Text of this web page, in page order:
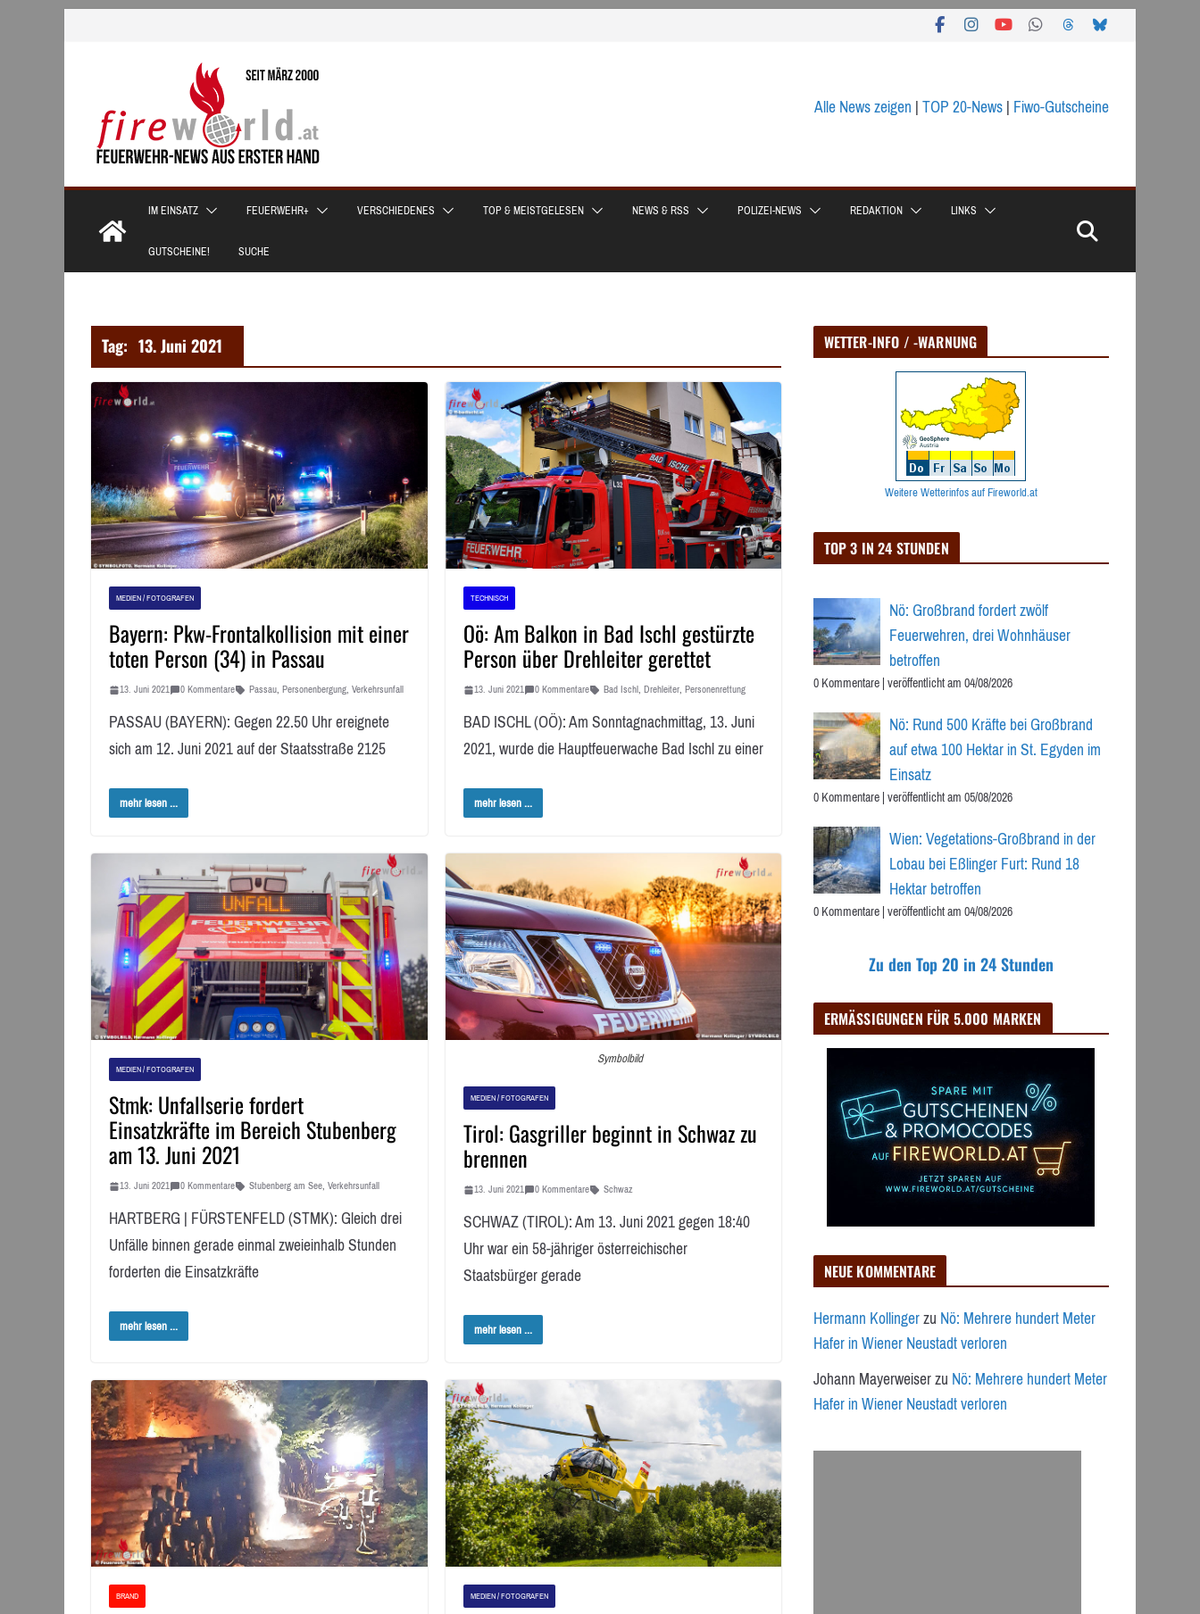
Alle News zeigen|TOP 20-News|Fiwo-Gutscheine
IM EINSATZ FEUERWEHR+ VERSCHIEDENES TOP & MEISTGELESEN NEWS & RSS POLIZEI-NEWS REDAKTION LINKS
GUTSCHEINE! SUCHE
Tag: 13. Juni 2021
MEDIEN / FOTOGRAFEN
Bayern: Pkw-Frontalkollision mit einer
toten Person (34) in Passau
13. Juni 2021 0 Kommentare Passau, Personenbergung, Verkehrsunfall
PASSAU (BAYERN): Gegen 22.50 Uhr ereignete
sich am 12. Juni 2021 auf der Staatsstraße 2125
mehr lesen ...
TECHNISCH
Oö: Am Balkon in Bad Ischl gestürzte
Person über Drehleiter gerettet
13. Juni 2021 0 Kommentare Bad Ischl, Drehleiter, Personenrettung
BAD ISCHL (OÖ): Am Sonntagnachmittag, 13. Juni
2021, wurde die Hauptfeuerwache Bad Ischl zu einer
mehr lesen ...
MEDIEN / FOTOGRAFEN
Stmk: Unfallserie fordert
Einsatzkräfte im Bereich Stubenberg
am 13. Juni 2021
13. Juni 2021 0 Kommentare Stubenberg am See, Verkehrsunfall
HARTBERG | FÜRSTENFELD (STMK): Gleich drei
Unfälle binnen gerade einmal zweieinhalb Stunden
forderten die Einsatzkräfte
mehr lesen ...
Symbolbild
MEDIEN / FOTOGRAFEN
Tirol: Gasgriller beginnt in Schwaz zu
brennen
13. Juni 2021 0 Kommentare Schwaz
SCHWAZ (TIROL): Am 13. Juni 2021 gegen 18:40
Uhr war ein 58-jähriger österreichischer
Staatsbürger gerade
mehr lesen ...
BRAND MEDIEN / FOTOGRAFEN
WETTER-INFO / -WARNUNG
Weitere Wetterinfos auf Fireworld.at
TOP 3 IN 24 STUNDEN
Nö: Großbrand fordert zwölf
Feuerwehren, drei Wohnhäuser
betroffen
0 Kommentare|veröffentlicht am 04/08/2026
Nö: Rund 500 Kräfte bei Großbrand
auf etwa 100 Hektar in St. Egyden im
Einsatz
0 Kommentare|veröffentlicht am 05/08/2026
Wien: Vegetations-Großbrand in der
Lobau bei Eßlinger Furt: Rund 18
Hektar betroffen
0 Kommentare|veröffentlicht am 04/08/2026
Zu den Top 20 in 24 Stunden
ERMÄSSIGUNGEN FÜR 5.000 MARKEN
NEUE KOMMENTARE
Hermann KollingerzuNö: Mehrere hundert Meter
Hafer in Wiener Neustadt verloren
Johann MayerweiserzuNö: Mehrere hundert Meter
Hafer in Wiener Neustadt verloren